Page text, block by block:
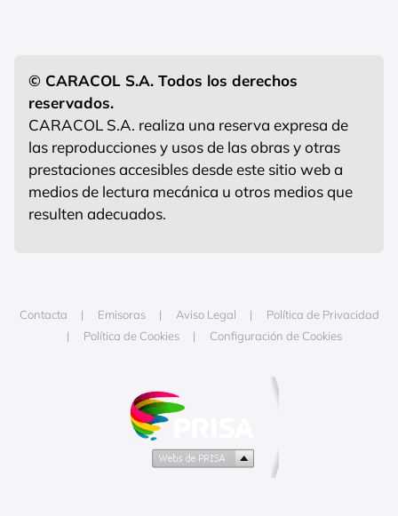
© CARACOL S.A. Todos los derechos
reservados.
CARACOL S.A. realiza una reserva expresa de
las reproducciones y usos de las obras y otras
prestaciones accesibles desde este sitio web a
medios de lectura mecánica u otros medios que
resulten adecuados.
Contacta Emisoras Aviso Legal
Política de Privacidad
Política de Cookies
Configuración de Cookies